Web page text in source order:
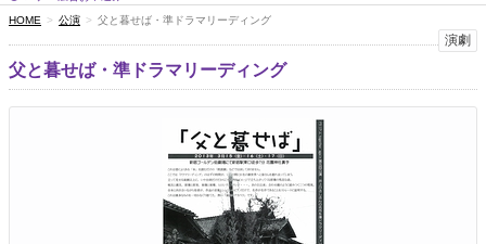
e
n
a
v
i
i
HOME 公演 父と暮せば・準ドラマリーディング
演劇
父と暮せば・準ドラマリーディング